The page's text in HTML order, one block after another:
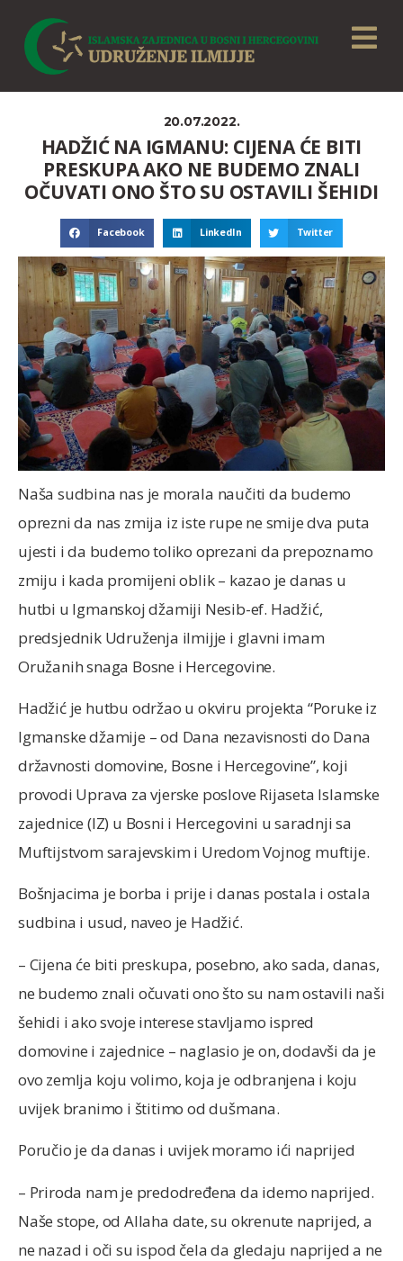
20.07.2022.
HADŽIĆ NA IGMANU: CIJENA ĆE BITI
PRESKUPA AKO NE BUDEMO ZNALI
OČUVATI ONO ŠTO SU OSTAVILI ŠEHIDI
Facebook LinkedIn Twitter
Naša sudbina nas je morala naučiti da budemo
oprezni da nas zmija iz iste rupe ne smije dva puta
ujesti i da budemo toliko oprezani da prepoznamo
zmiju i kada promijeni oblik – kazao je danas u
hutbi u Igmanskoj džamiji Nesib-ef. Hadžić,
predsjednik Udruženja ilmijje i glavni imam
Oružanih snaga Bosne i Hercegovine.
Hadžić je hutbu održao u okviru projekta “Poruke iz
Igmanske džamije – od Dana nezavisnosti do Dana
državnosti domovine, Bosne i Hercegovine”, koji
provodi Uprava za vjerske poslove Rijaseta Islamske
zajednice (IZ) u Bosni i Hercegovini u saradnji sa
Muftijstvom sarajevskim i Uredom Vojnog muftije.
Bošnjacima je borba i prije i danas postala i ostala
sudbina i usud, naveo je Hadžić.
– Cijena će biti preskupa, posebno, ako sada, danas,
ne budemo znali očuvati ono što su nam ostavili naši
šehidi i ako svoje interese stavljamo ispred
domovine i zajednice – naglasio je on, dodavši da je
ovo zemlja koju volimo, koja je odbranjena i koju
uvijek branimo i štitimo od dušmana.
Poručio je da danas i uvijek moramo ići naprijed
– Priroda nam je predodređena da idemo naprijed.
Naše stope, od Allaha date, su okrenute naprijed, a
ne nazad i oči su ispod čela da gledaju naprijed a ne